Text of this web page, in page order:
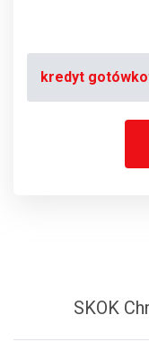
kredyt
SKOK